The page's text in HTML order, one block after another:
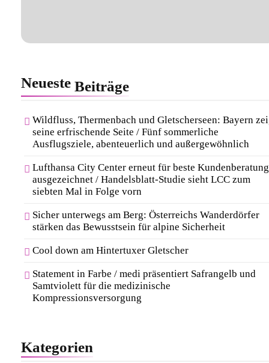
Neueste Beiträge
Wildfluss, Thermenbach und Gletscherseen: Bayern
seine erfrischende Seite / Fünf sommerliche
Ausflugsziele, abenteuerlich und außergewöhnlich
Lufthansa City Center erneut für beste Kundenberatung
ausgezeichnet / Handelsblatt-Studie sieht LCC zum
siebten Mal in Folge vorn
Sicher unterwegs am Berg: Österreichs Wanderdörfer
stärken das Bewusstsein für alpine Sicherheit
Cool down am Hintertuxer Gletscher
Statement in Farbe / medi präsentiert Safrangelb und
Samtviolett für die medizinische
Kompressionsversorgung
Kategorien